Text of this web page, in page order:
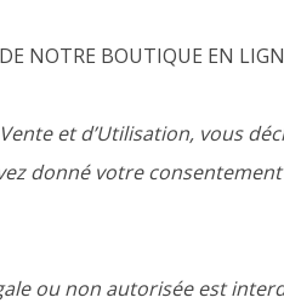
NOTRE BOUTIQUE EN
et d’Utilisation, vous
donné votre
ou non autorisée est